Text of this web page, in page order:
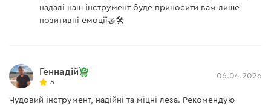
надалі наш інструмент буде приносити вам лише
позитивні емоції🤝🛠️
Геннадій
5
06.04.2026
Чудовий інструмент, надійні та міцні леза. Рекомендую